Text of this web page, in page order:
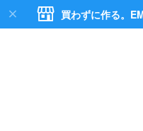
買わずに作る。